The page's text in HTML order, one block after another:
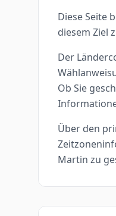
Diese Seite
diesem Ziel
Der
Ob Sie
Über den
Martin zu